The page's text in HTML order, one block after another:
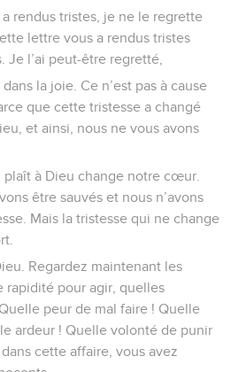
rendus tristes, je ne le regrette
lettre vous a rendus tristes
Je l’ai peut-être regretté,
la joie. Ce n’est pas à cause
que cette tristesse a changé
et ainsi, nous ne vous avons
plaît à Dieu change notre cœur.
être sauvés et nous n’avons
Mais la tristesse qui ne change
Regardez maintenant les
rapidité pour agir, quelles
peur de mal faire ! Quelle
ardeur ! Quelle volonté de punir
cette affaire, vous avez